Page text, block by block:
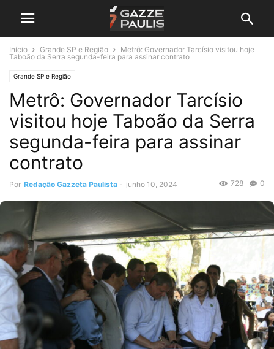
Início Grande SP e Região
Metrô: Governador Tarcísio visitou hoje
Taboão da Serra segunda-feira para assinar contrato
Grande SP e Região
Metrô: Governador Tarcísio
visitou hoje Taboão da Serra
segunda-feira para assinar
contrato
Por Redação Gazzeta Paulista - junho 10, 2024 0
728